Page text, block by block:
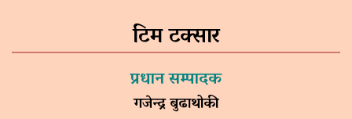
टिम टक्सार
प्रधान सम्पादक
गजेन्द्र बुढाथोकी